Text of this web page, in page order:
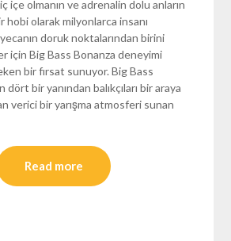
iç içe olmanın ve adrenalin dolu anların
hobi olarak milyonlarca insanı
doruk noktalarından birini
için Big Bass Bonanza deneyimi
bir fırsat sunuyor. Big Bass
dört bir yanından balıkçıları bir araya
verici bir yarışma atmosferi sunan
Read more